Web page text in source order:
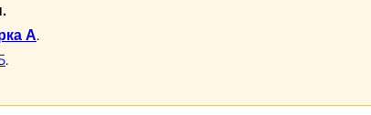
А.
.